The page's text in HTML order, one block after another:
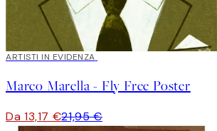
40%*
ARTISTI IN EVIDENZA
Marco Marella - Fly Free Poster
Da 13,17 €21,95 €